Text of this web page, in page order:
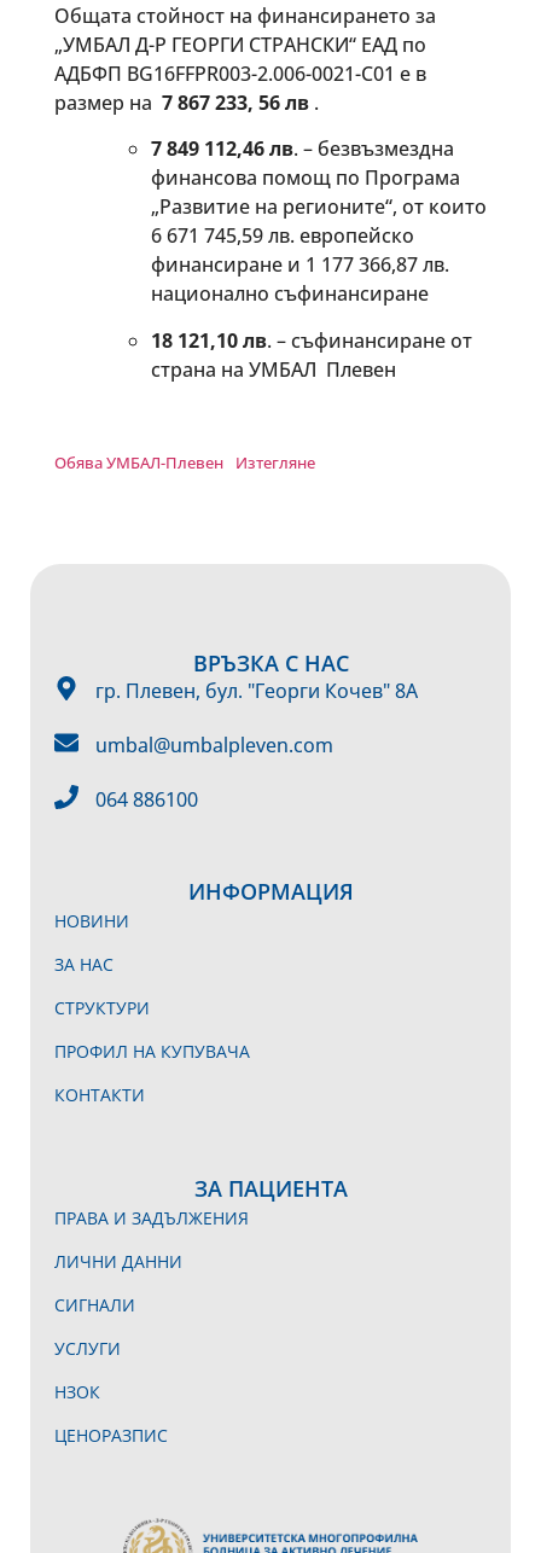
Общата стойност на финансирането за
„УМБАЛ Д-Р ГЕОРГИ СТРАНСКИ“ ЕАД по
АДБФП BG16FFPR003-2.006-0021-С01 е в
размер на 7 867 233, 56 лв .
7 849 112,46 лв. – безвъзмездна
финансова помощ по Програма
„Развитие на регионите“, от които
6 671 745,59 лв. европейско
финансиране и 1 177 366,87 лв.
национално съфинансиране
18 121,10 лв. – съфинансиране от
страна на УМБАЛ Плевен
Обява УМБАЛ-Плевен Изтегляне
ИНФОРМАЦИЯ
НОВИНИ
ЗА НАС
СТРУКТУРИ
ПРОФИЛ НА КУПУВАЧА
КОНТАКТИ
ЗА ПАЦИЕНТА
ПРАВА И ЗАДЪЛЖЕНИЯ
ЛИЧНИ ДАННИ
СИГНАЛИ
УСЛУГИ
НЗОК
ЦЕНОРАЗПИС
ВРЪЗКА С НАС
гр. Плевен, бул. "Георги Кочев" 8А
umbal@umbalpleven.com
064 886100